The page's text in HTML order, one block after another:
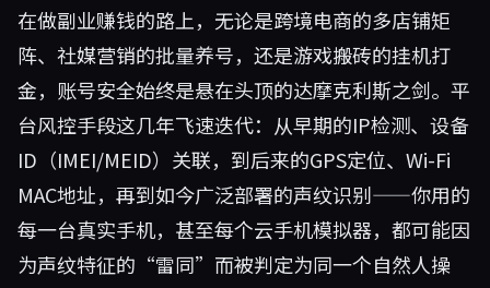
在做副业赚钱的路上，无论是跨境电商的多店铺矩
阵、社媒营销的批量养号，还是游戏搬砖的挂机打
金，账号安全始终是悬在头顶的达摩克利斯之剑。平
台风控手段这几年飞速迭代：从早期的IP检测、设备
ID（IMEI/MEID）关联，到后来的GPS定位、Wi-Fi
MAC地址，再到如今广泛部署的声纹识别——你用的
每一台真实手机，甚至每个云手机模拟器，都可能因
为声纹特征的“雷同”而被判定为同一个自然人操